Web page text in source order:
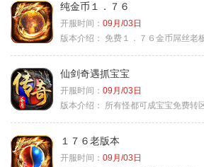
纯金币１．７６
开服时间： 09月/03日
版本介绍： 免费１．７６金币屌丝老
仙剑奇遇抓宝宝
开服时间： 09月/03日
版本介绍：
所有怪都可成宝宝免费转区
１７６老版本
开服时间： 09月/03日